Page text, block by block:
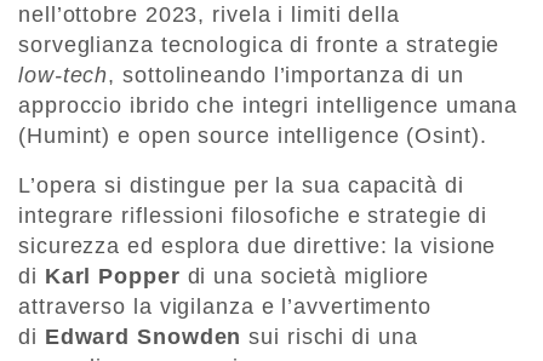
nell’ottobre 2023, rivela i limiti della
sorveglianza tecnologica di fronte a strategie
low-tech, sottolineando l’importanza di un
approccio ibrido che integri intelligence umana
(Humint) e open source intelligence (Osint).
L’opera si distingue per la sua capacità di
integrare riflessioni filosofiche e strategie di
sicurezza ed esplora due direttive: la visione
di Karl Popper di una società migliore
attraverso la vigilanza e l’avvertimento
di Edward Snowden sui rischi di una